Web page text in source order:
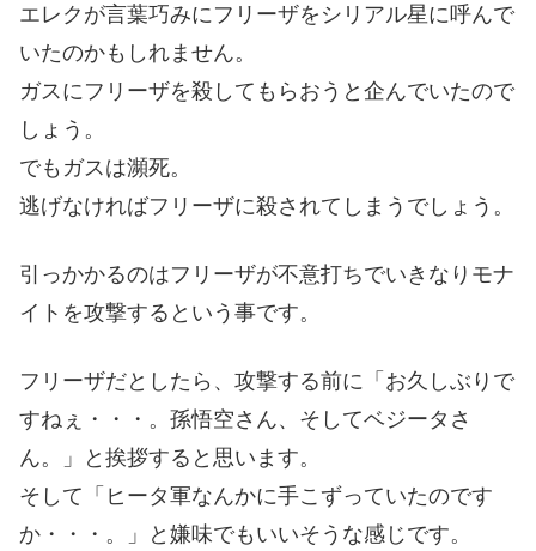
エレクが言葉巧みにフリーザをシリアル星に呼んで
いたのかもしれません。
ガスにフリーザを殺してもらおうと企んでいたので
しょう。
でもガスは瀕死。
逃げなければフリーザに殺されてしまうでしょう。
引っかかるのはフリーザが不意打ちでいきなりモナ
イトを攻撃するという事です。
フリーザだとしたら、攻撃する前に「お久しぶりで
すねぇ・・・。孫悟空さん、そしてベジータさ
ん。」と挨拶すると思います。
そして「ヒータ軍なんかに手こずっていたのです
か・・・。」と嫌味でもいいそうな感じです。